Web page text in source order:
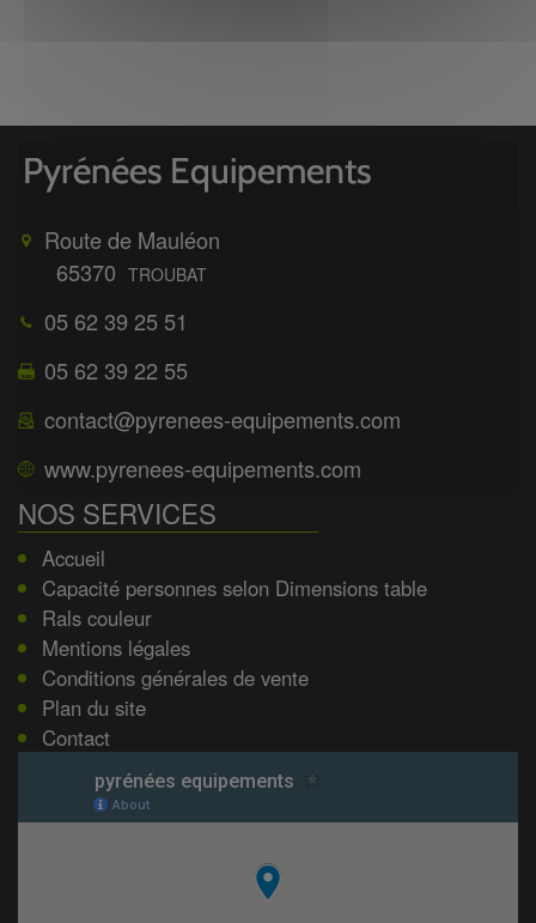
Route de Mauléon
65370 TROUBAT
05 62 39 25 51
05 62 39 22 55
contact@pyrenees-equipements.com
www.pyrenees-equipements.com
NOS SERVICES
Accueil
Capacité personnes selon Dimensions table
Rals couleur
Mentions légales
Conditions générales de vente
Plan du site
Contact